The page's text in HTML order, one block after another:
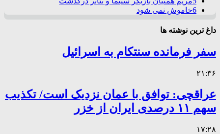
6خاموش نمی شود
داغ ترین نوشته ها
سفر فرمانده سنتکام به اسرائیل
۲۱:۳۶
عراقچی: توافق با عمان نزدیک است/ تکذیب
سهم ۱۱ درصدی ایران از خزر
۱۷:۲۸